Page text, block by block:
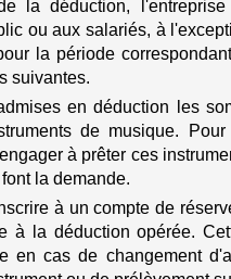
la déduction,
ou aux salariés, à
la période
suivantes.
en déduction les
de musique.
à prêter ces
la demande.
à un compte de
à la déduction opérée.
en cas de changement